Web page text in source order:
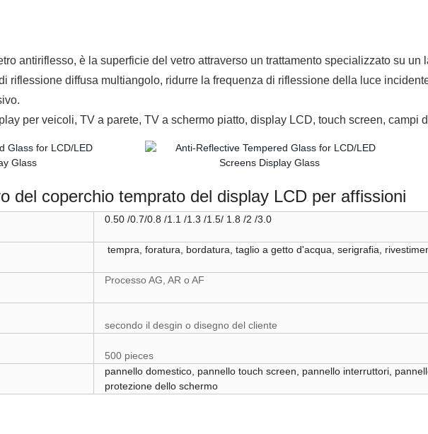
antiriflesso, è la superficie del vetro attraverso un trattamento specializzato su
riflessione diffusa multiangolo, ridurre la frequenza di riflessione della luce
per veicoli, TV a parete, TV a schermo piatto, display LCD, touch screen, campi
del coperchio temprato del display LCD per affissioni
0.50 /0.7/0.8 /1.1 /1.3 /1.5/ 1.8 /2 /3.0
tempra, foratura, bordatura, taglio a getto d'acqua, serigrafia,
Processo AG, AR o AF
secondo il desgin o disegno del cliente
500 pieces
pannello domestico, pannello touch screen, pannello interruttori,
protezione dello schermo